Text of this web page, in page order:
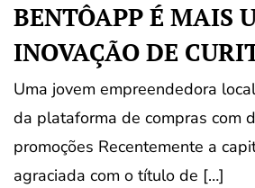
BENTÔAPP É MAIS
INOVAÇÃO DE
Uma jovem empreendedora
da plataforma de compras com
promoções Recentemente a
agraciada com o título de […]